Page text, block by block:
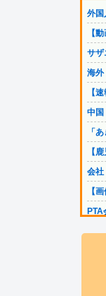
外国
【
サザ
海外
【
中国
「
【
会社
【
【
【
早
長